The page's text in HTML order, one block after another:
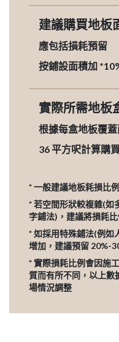
建議購買地板
應包括損耗預留
按鋪設面積加
實際所需地板
根據每盒地板覆
36平方呎計算購
* 一般建議地板耗損比
* 若空間形狀較複雜(如
字鋪法)，建議將損耗
* 如採用特殊鋪法(例如
增加，建議預留 20%-
* 實際損耗比例會因施
質而有所不同，以上數
場情況調整